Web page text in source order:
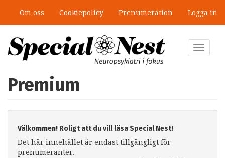
huvudinnehåll
Om oss Cookiepolicy Prenumeration Logga in
Toggle
Premium
Välkommen! Roligt att du vill läsa Special Nest!
Det här innehållet är endast tillgängligt för
prenumeranter.